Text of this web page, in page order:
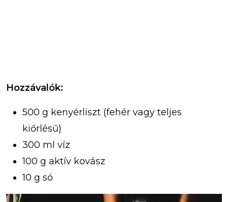
Hozzávalók:
500 g kenyérliszt (fehér vagy teljes
kiőrlésű)
300 ml víz
100 g aktív kovász
10 g só